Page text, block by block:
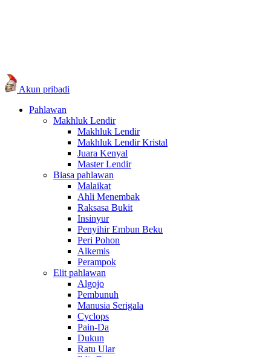
Akun pribadi
Pahlawan
Makhluk Lendir
Makhluk Lendir
Makhluk Lendir Kristal
Juara Kenyal
Master Lendir
Biasa pahlawan
Malaikat
Ahli Menembak
Raksasa Bukit
Insinyur
Penyihir Embun Beku
Peri Pohon
Alkemis
Perampok
Elit pahlawan
Algojo
Pembunuh
Manusia Serigala
Cyclops
Pain-Da
Dukun
Ratu Ular